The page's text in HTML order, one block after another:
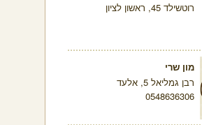
רוטשילד 45, ראשון לציון
מון שרי
רבן גמליאל 5, אלעד
0548636306